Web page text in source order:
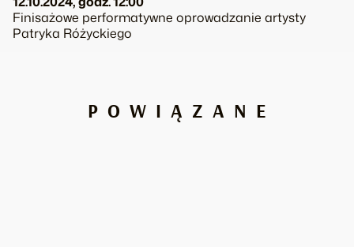
Finisażowe performatywne oprowadzanie artysty
Patryka Różyckiego
POWIĄZANE